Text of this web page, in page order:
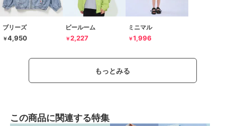
ブリーズ
￥4,950
ビールーム
￥2,227
ミニマル
￥1,996
もっとみる
この商品に関連する特集